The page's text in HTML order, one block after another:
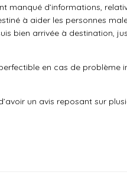
d’informations,
à aider les personnes
bien arrivée à destination,
en cas de problème
un avis reposant sur